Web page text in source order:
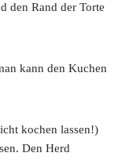
den Rand der Torte
kann den Kuchen
kochen lassen!)
Den Herd